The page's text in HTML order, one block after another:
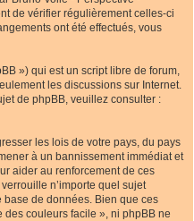
de vérifier régulièrement celles-ci
ont été effectués, vous
») qui est un script libre de forum,
les discussions sur Internet.
de phpBB, veuillez consulter :
les lois de votre pays, du pays
à un bannissement immédiat et
aider au renforcement de ces
n’importe quel sujet
base de données. Bien que ces
couleurs facile », ni phpBB ne